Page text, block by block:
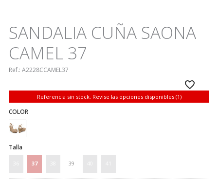
SANDALIA CUÑA SAONA
CAMEL 37
Ref.: A2228CCAMEL37
Referencia sin stock. Revise las opciones disponibles (1)
COLOR
Talla
37 39 40 41